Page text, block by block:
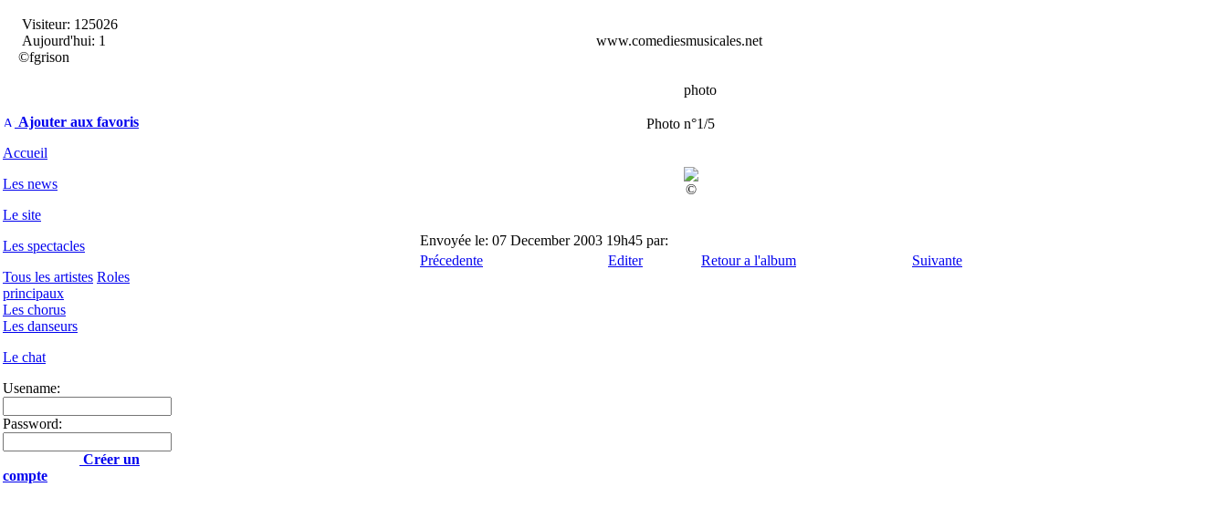
Visiteur: 125026
Aujourd'hui: 1
©fgrison
www.comediesmusicales.net
Ajouter aux favoris
Accueil
Les news
Le site
Les spectacles
Tous les artistes Roles
principaux
Les chorus
Les danseurs
Le chat
Usename:
Password:
Créer un
compte
photo
Photo n°1/5
©
Envoyée le: 07 December 2003 19h45 par:
Précedente
Editer Retour a l'album Suivante